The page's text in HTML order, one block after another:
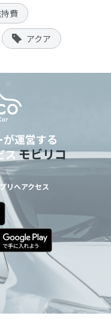
費
アクア
が運営する
スモビリコ
リへアクセス